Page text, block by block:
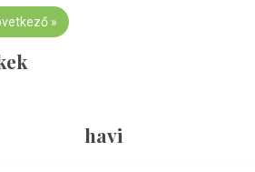
»
havi